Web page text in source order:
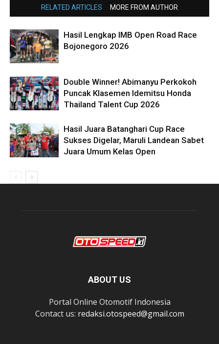
RELATED ARTICLES MORE FROM AUTHOR
Hasil Lengkap IMB Open Road Race
Bojonegoro 2026
Double Winner! Abimanyu Perkokoh
Puncak Klasemen Idemitsu Honda
Thailand Talent Cup 2026
Hasil Juara Batanghari Cup Race
Sukses Digelar, Maruli Landean Sabet
Juara Umum Kelas Open
ABOUT US
Portal Online Otomotif Indonesia
Contact us: redaksi.otospeed@gmail.com